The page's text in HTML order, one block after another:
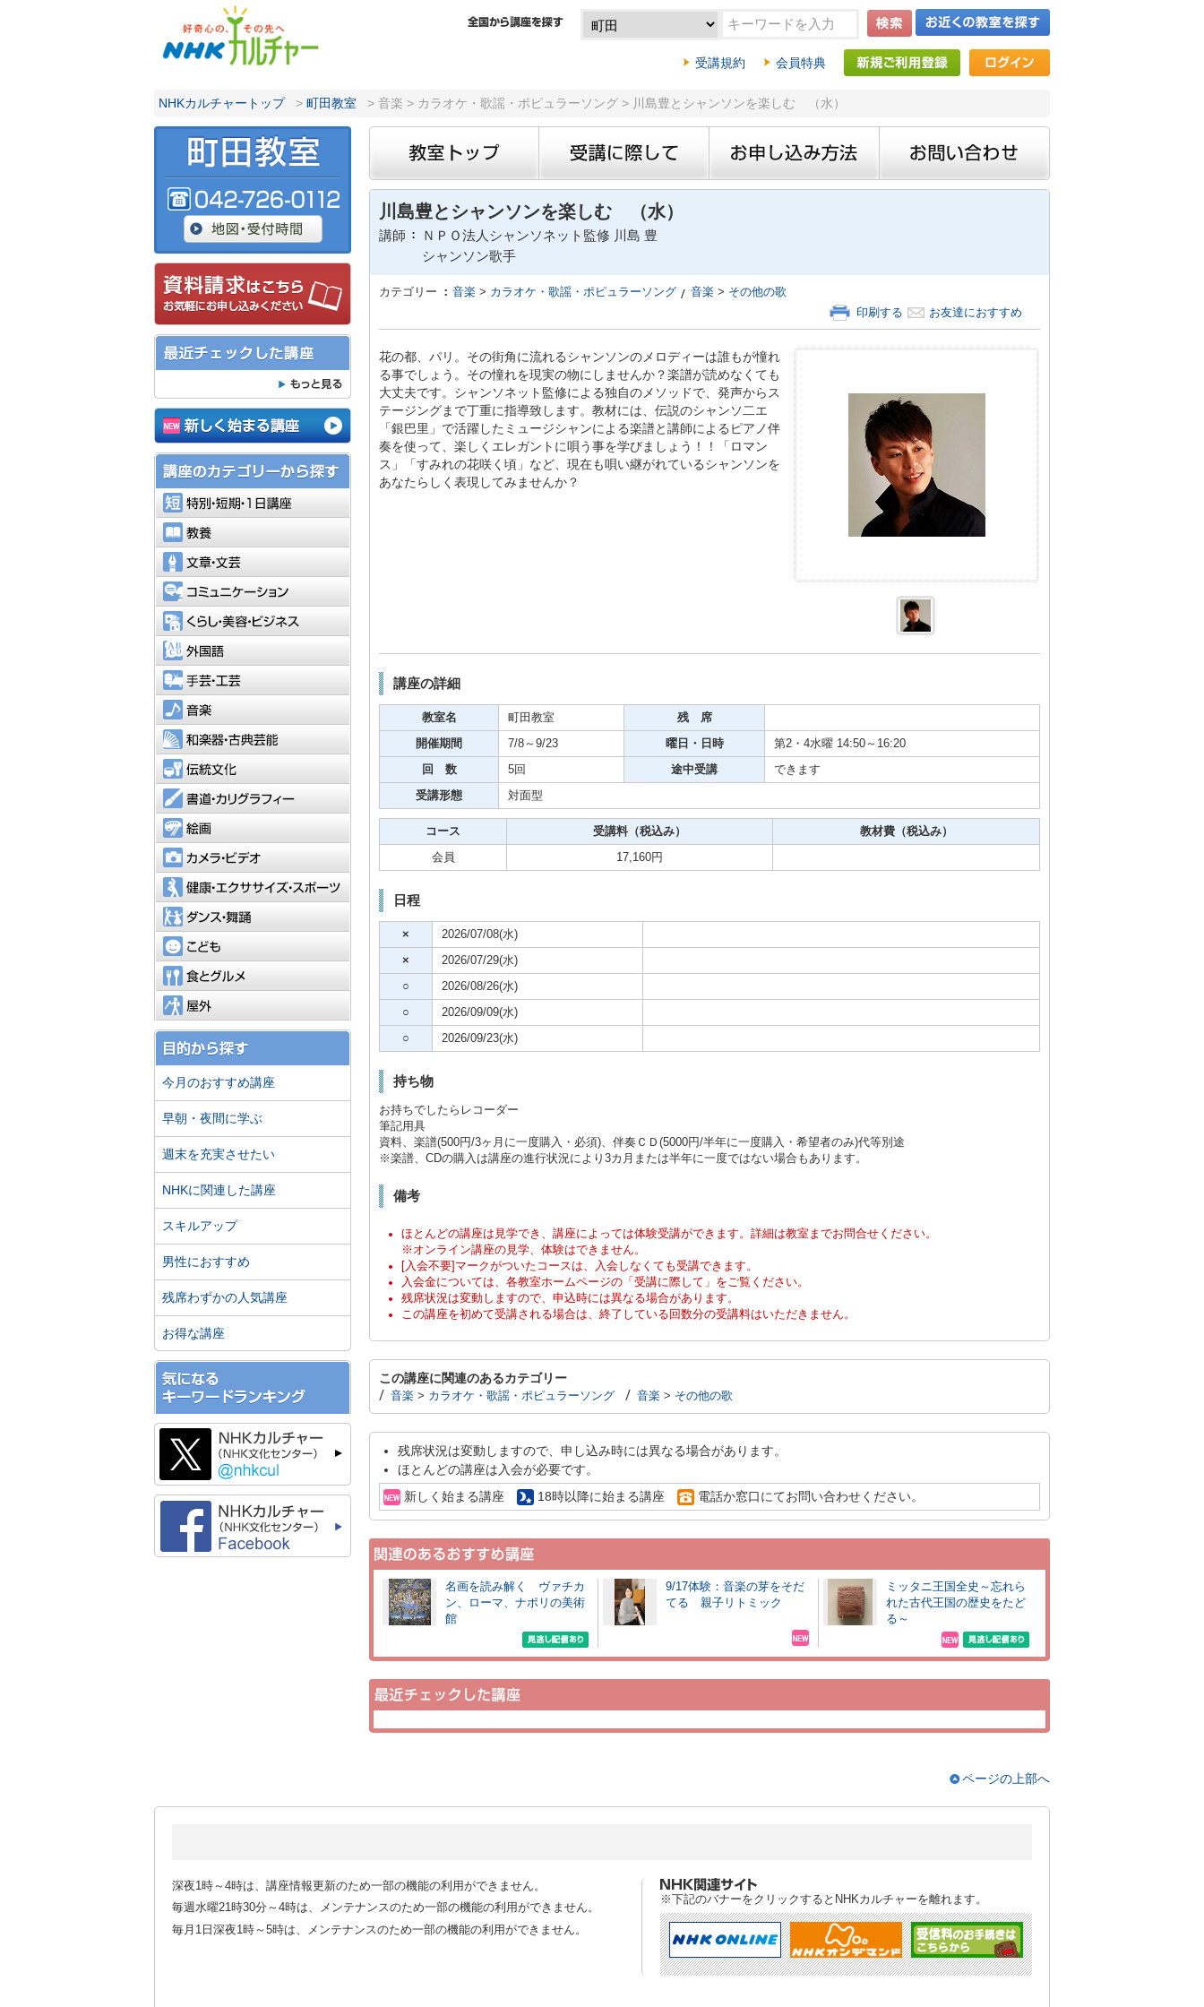
受講規約 会員特典
NHKカルチャートップ > 町田教室 > 音楽 > カラオケ・歌謡・ポピュラーソング > 川島豊とシャンソンを楽しむ （水）
川島豊とシャンソンを楽しむ （水）
講師
ＮＰＯ法人シャンソネット監修 川島 豊
シャンソン歌手
カテゴリー 音楽> カラオケ・歌謡・ポピュラーソング 音楽 > その他の歌
印刷する
お友達におすすめ
花の都、パリ。その街角に流れるシャンソンのメロディーは誰もが憧れ
る事でしょう。その憧れを現実の物にしませんか？楽譜が読めなくても
大丈夫です。シャンソネット監修による独自のメソッドで、発声からス
テージングまで丁重に指導致します。教材には、伝説のシャンソ二エ
「銀巴里」で活躍したミュージシャンによる楽譜と講師によるピアノ伴
奏を使って、楽しくエレガントに唄う事を学びましょう！！「ロマン
ス」「すみれの花咲く頃」など、現在も唄い継がれているシャンソンを
あなたらしく表現してみませんか？
講座の詳細
教室名 町田教室 残 席
開催期間 7/8～9/23 曜日・日時 第2・4水曜 14:50～16:20
回 数 5回 途中受講 できます
受講形態 対面型
コース 受講料（税込み） 教材費（税込み）
会員 17,160円
日程
× 2026/07/08(水)
× 2026/07/29(水)
○ 2026/08/26(水)
○ 2026/09/09(水)
○ 2026/09/23(水)
持ち物
お持ちでしたらレコーダー
筆記用具
資料、楽譜(500円/3ヶ月に一度購入・必須)、伴奏ＣＤ(5000円/半年に一度購入・希望者のみ)代等別途
※楽譜、CDの購入は講座の進行状況により3カ月または半年に一度ではない場合もあります。
備考
ほとんどの講座は見学でき、講座によっては体験受講ができます。詳細は教室までお問合せください。
※オンライン講座の見学、体験はできません。
[入会不要]マークがついたコースは、入会しなくても受講できます。
入会金については、各教室ホームページの「受講に際して」をご覧ください。
残席状況は変動しますので、申込時には異なる場合があります。
この講座を初めて受講される場合は、終了している回数分の受講料はいただきません。
この講座に関連のあるカテゴリー
音楽> カラオケ・歌謡・ポピュラーソング 音楽> その他の歌
残席状況は変動しますので、申し込み時には異なる場合があります。
ほとんどの講座は入会が必要です。
新しく始まる講座
18時以降に始まる講座 電話か窓口にてお問い合わせください。
名画を読み解く ヴァチカ
ン、ローマ、ナポリの美術
館
9/17体験：音楽の芽をそだ
てる 親子リトミック
ミッタニ王国全史～忘れら
れた古代王国の歴史をたど
る～
手芸・工芸
和楽器・古典芸能
書道・カリグラフィー
カメラ・ビデオ
ダンス・舞踊
食とグルメ
今月のおすすめ講座
早朝・夜間に学ぶ
週末を充実させたい
NHKに関連した講座
スキルアップ
男性におすすめ
残席わずかの人気講座
お得な講座
ページの上部へ
深夜1時～4時は、講座情報更新のため一部の機能の利用ができません。
毎週水曜21時30分～4時は、メンテナンスのため一部の機能の利用ができません。
毎月1日深夜1時～5時は、メンテナンスのため一部の機能の利用ができません。
※下記のバナーをクリックするとNHKカルチャーを離れます。